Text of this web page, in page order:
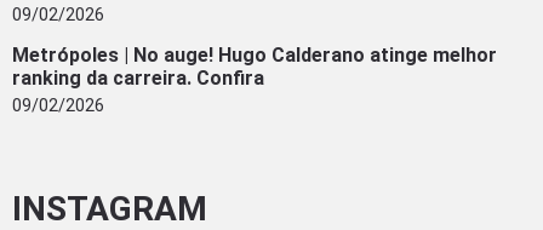
09/02/2026
Metrópoles | No auge! Hugo Calderano atinge melhor
ranking da carreira. Confira
09/02/2026
INSTAGRAM